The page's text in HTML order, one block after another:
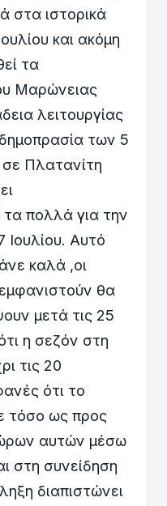
στα ιστορικά
και ακόμη
τα
Μαρώνειας
λειτουργίας
των 5
Πλατανίτη
τα πολλά για την
Αυτό
καλά ,οι
εμφανιστούν θα
μετά τις 25
η σεζόν στη
τις 20
ότι το
τόσο ως προς
αυτών μέσω
στη συνείδηση
διαπιστώνει